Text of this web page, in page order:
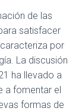
de las
satisfacer
por
La discusión
ha llevado a
a fomentar el
formas de